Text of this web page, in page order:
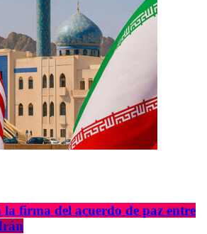
firma del acuerdo de paz entre